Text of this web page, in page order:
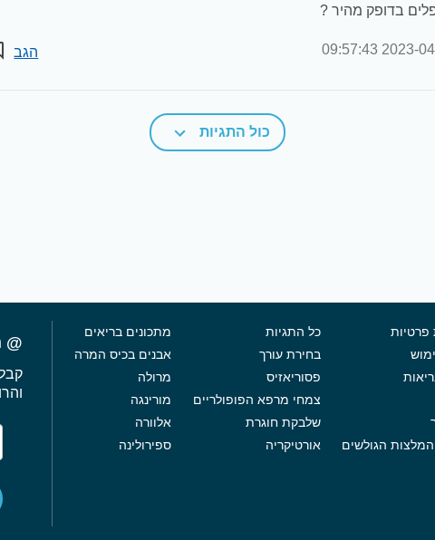
בדופק מהיר ?
2023-04-07 הגב
כול התגיות
פרטיות
הגולשים
כל התגיות
בחירת עורך
פסוריאזיס
צמחי מרפא הפופולריים
שלבקת חוגרת
אורטיקריה
מתכונים בריאים
אבנים בכיס המרה
מרולה
מורינגה
אלוורה
ספירולינה
@